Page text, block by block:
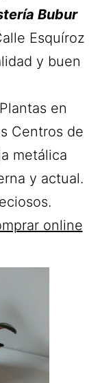
Bubur
Esquíroz
y buen
en
Centros de
metálica
y actual.
online